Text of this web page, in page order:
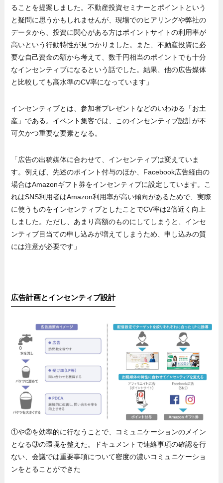
ることを提案しました。不動産投資セミナーとポイントという
と疑問に思うかもしれませんが、現場でのヒアリングや弊社の
データから、投資に関心がある方はポイントサイトの利用率が
高いという行動特性が見つかりました。また、不動産投資に必
要な自己資金の額から考えて、数千円相当のポイントでも十分
なインセンティブになるという話でした。結果、他の広告媒体
と比較しても高水準のCV率になっています」
インセンティブとは、参加者プレゼントなどのいわゆる「お土
産」である。イベント集客では、このインセンティブ設計が不
可欠かつ重要な要素となる。
「広告の出稿媒体に合わせて、インセンティブは変えていま
す。例えば、先述のポイント付与のほか、Facebook広告経由の
場合はAmazonギフト券をインセンティブに設定しています。こ
れはSNS利用者はAmazon利用率が高い傾向があるためで、実際
に使うものをインセンティブとしたことでCV率は2倍近く向上
しました。ただし、あまり高額のものにしてしまうと、インセ
ンティブ目当ての申し込みが増えてしまうため、申し込みの質
には注意が必要です」
広告計画とインセンティブ設計
①や②を効率的に行なうことで、コミュニケーションのメイン
となる③の環境を整えた。ドキュメントで連絡事項の確認を行
ない、会議では重要事項について密度の濃いコミュニケーショ
ンをとることができた